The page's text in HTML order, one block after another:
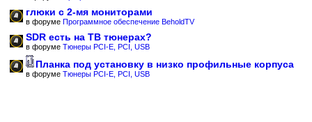
глюки с 2-мя мониторами
в форуме Программное обеспечение BeholdTV
SDR есть на ТВ тюнерах?
в форуме Тюнеры PCI-E, PCI, USB
Планка под установку в низко профильные корпуса
в форуме Тюнеры PCI-E, PCI, USB